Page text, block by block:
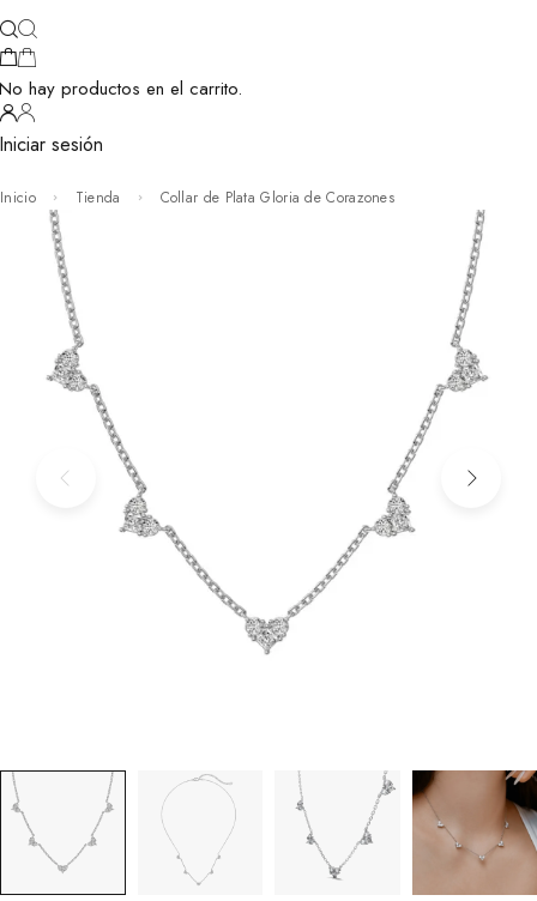
hay productos en el carrito.
sesión
Inicio Tienda Collar de Plata Gloria de Corazones